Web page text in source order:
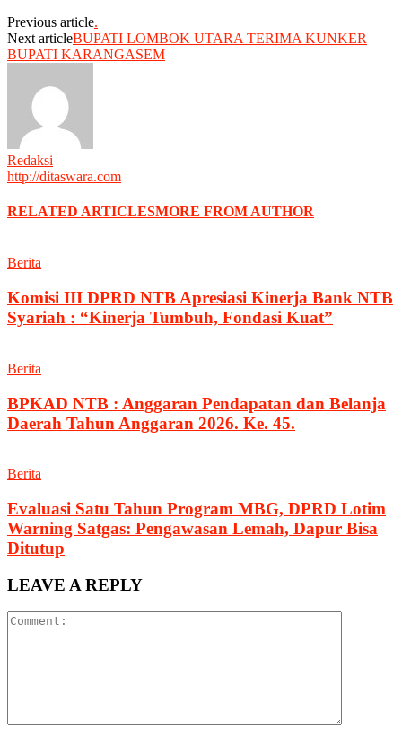
Previous article.
Next articleBUPATI LOMBOK UTARA TERIMA KUNKER
BUPATI KARANGASEM
Redaksi
http://ditaswara.com
RELATED ARTICLESMORE FROM AUTHOR
Berita
Komisi III DPRD NTB Apresiasi Kinerja Bank NTB
Syariah : “Kinerja Tumbuh, Fondasi Kuat”
Berita
BPKAD NTB : Anggaran Pendapatan dan Belanja
Daerah Tahun Anggaran 2026. Ke. 45.
Berita
Evaluasi Satu Tahun Program MBG, DPRD Lotim
Warning Satgas: Pengawasan Lemah, Dapur Bisa
Ditutup
LEAVE A REPLY